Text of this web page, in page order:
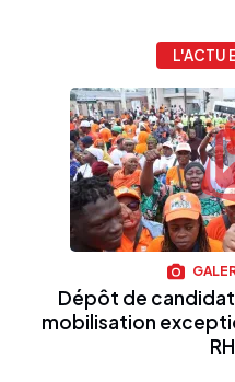
L'ACTU
Dépôt de
mobilisation